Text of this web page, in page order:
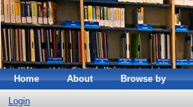
Home About Browse by
Login